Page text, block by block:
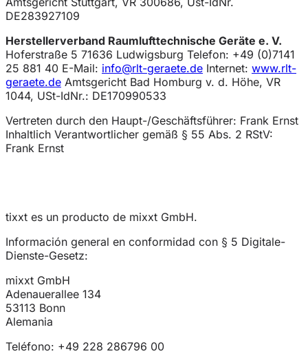
DE283927109
Herstellerverband Raumlufttechnische Geräte e. V.
Hoferstraße 5 71636 Ludwigsburg Telefon: +49 (0)7141
25 881 40 E-Mail: info@rlt-geraete.de Internet: www.rlt-
geraete.de Amtsgericht Bad Homburg v. d. Höhe, VR
1044, USt-IdNr.: DE170990533
Vertreten durch den Haupt-/Geschäftsführer: Frank Ernst
Inhaltlich Verantwortlicher gemäß § 55 Abs. 2 RStV:
Frank Ernst
tixxt es un producto de mixxt GmbH.
Información general en conformidad con § 5 Digitale-
Dienste-Gesetz:
mixxt GmbH
Adenauerallee 134
53113 Bonn
Alemania
Teléfono: +49 228 286796 00